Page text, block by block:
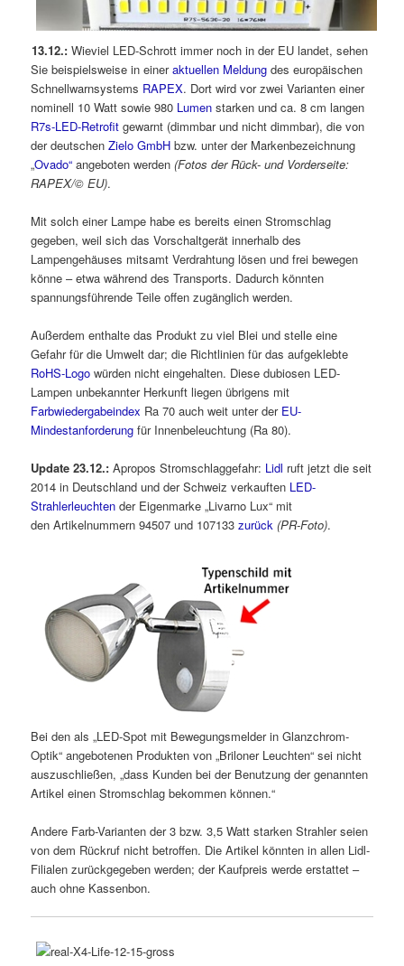
13.12.: Wieviel LED-Schrott immer noch in der EU landet, sehen
Sie beispielsweise in eineraktuellen Meldung des europäischen
Schnellwarnsystems RAPEX. Dort wird vor zwei Varianten einer
nominell 10 Watt sowie 980 Lumen starken und ca. 8 cm langen
R7s-LED-Retrofit gewarnt (dimmbar und nicht dimmbar), die von
der deutschenZielo GmbH bzw. unter der Markenbezeichnung
„Ovado“ angeboten werden(Fotos der Rück- und Vorderseite:
RAPEX/© EU).
Mit solch einer Lampe habe es bereits einen Stromschlag
gegeben, weil sich das Vorschaltgerät innerhalb des
Lampengehäuses mitsamt Verdrahtung lösen und frei bewegen
könne – etwa während des Transports. Dadurch könnten
spannungsführende Teile offen zugänglich werden.
Außerdem enthalte das Produkt zu viel Blei und stelle eine
Gefahr für die Umwelt dar; die Richtlinien für das aufgeklebte
RoHS-Logo würden nicht eingehalten. Diese dubiosen LED-
Lampen unbekannter Herkunft liegen übrigens mit
Farbwiedergabeindex Ra 70 auch weit unter der EU-
Mindestanforderung für Innenbeleuchtung (Ra 80).
Update 23.12.: Apropos Stromschlaggefahr: Lidl ruft jetzt die seit
2014 in Deutschland und der Schweiz verkauften LED-
Strahlerleuchten der Eigenmarke „Livarno Lux“ mit
den Artikelnummern 94507 und 107133zurück (PR-Foto).
Bei den als „LED-Spot mit Bewegungsmelder in Glanzchrom-
Optik“ angebotenen Produkten von „Briloner Leuchten“ sei nicht
auszuschließen, „dass Kunden bei der Benutzung der genannten
Artikel einen Stromschlag bekommen können.“
Andere Farb-Varianten der 3 bzw. 3,5 Watt starken Strahler seien
von dem Rückruf nicht betroffen. Die Artikel könnten in allen Lidl-
Filialen zurückgegeben werden; der Kaufpreis werde erstattet –
auch ohne Kassenbon.